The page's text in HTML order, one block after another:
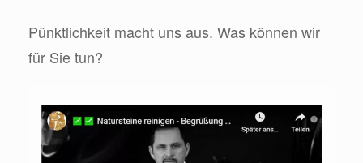
Pünktlichkeit macht uns aus. Was können wir
für Sie tun?